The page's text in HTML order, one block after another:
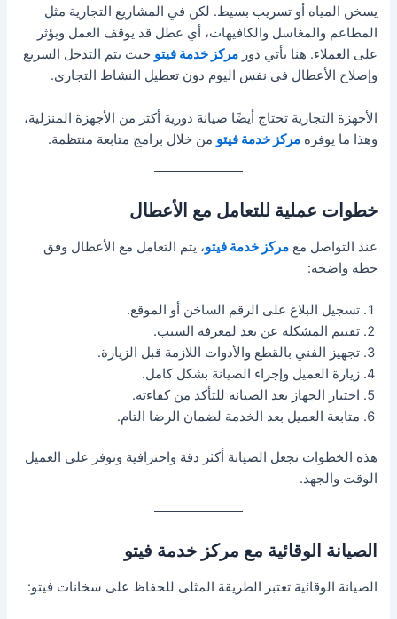
يسخن المياه أو تسريب بسيط. لكن في المشاريع التجارية مثل
المطاعم والمغاسل والكافيهات، أي عطل قد يوقف العمل ويؤثر
على العملاء. هنا يأتي دورمركز خدمة فيتو حيث يتم التدخل السريع
وإصلاح الأعطال في نفس اليوم دون تعطيل النشاط التجاري.
الأجهزة التجارية تحتاج أيضًا صيانة دورية أكثر من الأجهزة المنزلية،
وهذا ما يوفرهمركز خدمة فيتو من خلال برامج متابعة منتظمة.
خطوات عملية للتعامل مع الأعطال
عند التواصل معمركز خدمة فيتو، يتم التعامل مع الأعطال وفق
خطة واضحة:
تسجيل البلاغ على الرقم الساخن أو الموقع.
تقييم المشكلة عن بعد لمعرفة السبب.
تجهيز الفني بالقطع والأدوات اللازمة قبل الزيارة.
زيارة العميل وإجراء الصيانة بشكل كامل.
اختبار الجهاز بعد الصيانة للتأكد من كفاءته.
متابعة العميل بعد الخدمة لضمان الرضا التام.
هذه الخطوات تجعل الصيانة أكثر دقة واحترافية وتوفر على العميل
الوقت والجهد.
الصيانة الوقائية مع مركز خدمة فيتو
الصيانة الوقائية تعتبر الطريقة المثلى للحفاظ على سخانات فيتو: